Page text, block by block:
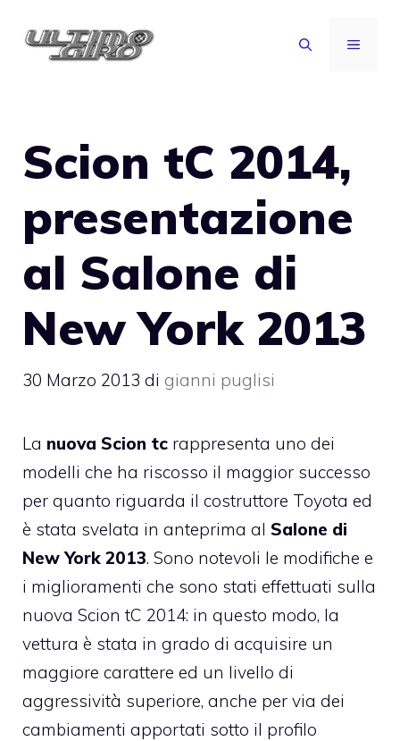
MENU
Scion tC 2014,
presentazione
al Salone di
New York 2013
30 Marzo 2013 di gianni puglisi
La nuova Scion tc rappresenta uno dei
modelli che ha riscosso il maggior successo
per quanto riguarda il costruttore Toyota ed
è stata svelata in anteprima al Salone di
New York 2013. Sono notevoli le modifiche e
i miglioramenti che sono stati effettuati sulla
nuova Scion tC 2014: in questo modo, la
vettura è stata in grado di acquisire un
maggiore carattere ed un livello di
aggressività superiore, anche per via dei
cambiamenti apportati sotto il profilo